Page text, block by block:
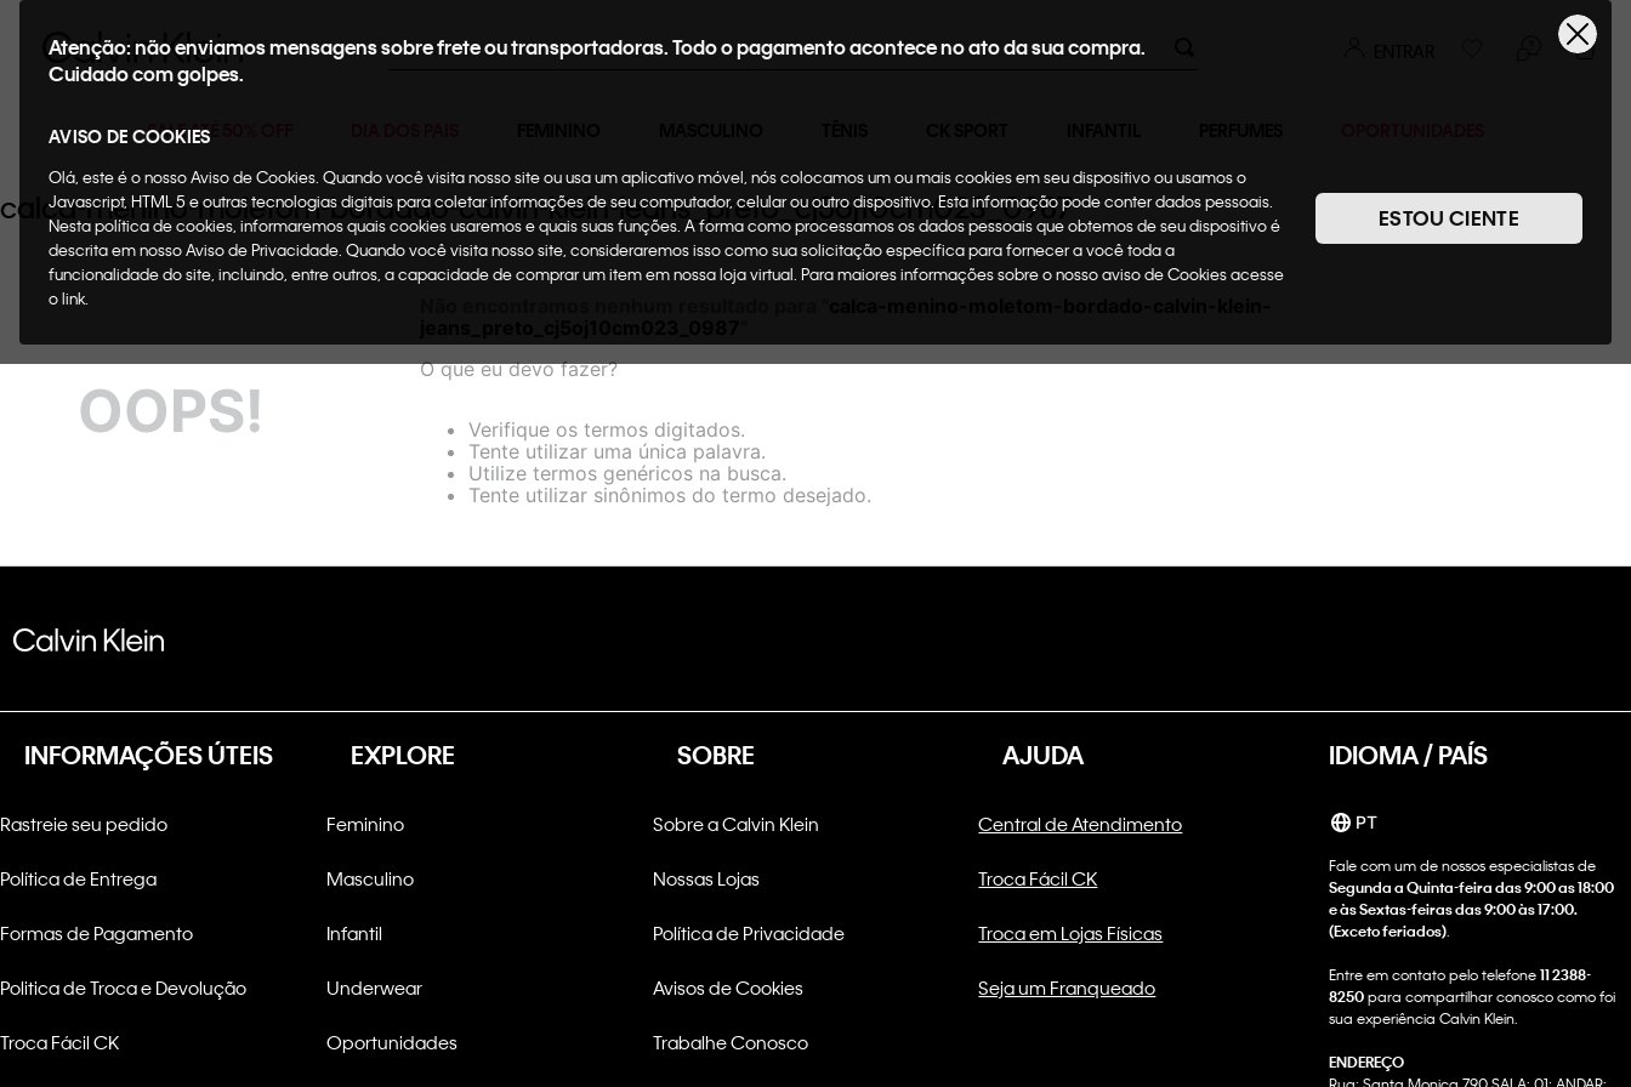
Buscar
SALE ATÉ 50% OFF
Atenção: não enviamos mensagens sobre frete ou transportadoras. Todo o pagamento acontece no ato da sua compra.
Cuidado com golpes.
AVISO DE COOKIES
Olá, este é o nosso Aviso de Cookies. Quando você visita nosso site ou usa um aplicativo móvel, nós colocamos um ou mais cookies em seu dispositivo ou usamos o
Javascript, HTML 5 e outras tecnologias digitais para coletar informações de seu computador, celular ou outro dispositivo. Esta informação pode conter dados pessoais.
Nesta política de cookies, informaremos quais cookies usaremos e quais suas funções. A forma como processamos os dados pessoais que obtemos de seu dispositivo é
descrita em nosso Aviso de Privacidade. Quando você visita nosso site, consideraremos isso como sua solicitação específica para fornecer a você toda a
funcionalidade do site, incluindo, entre outros, a capacidade de comprar um item em nossa loja virtual. Para maiores informações sobre o nosso aviso de Cookies acesse
o link.
ESTOU CIENTE
calca-menino-moletom-bordado-calvin-klein-jeans_preto_cj5oj10cm023_0987
OOPS!
O que eu devo fazer?
Verifique os termos digitados.
Tente utilizar uma única palavra.
Utilize termos genéricos na busca.
Tente utilizar sinônimos do termo desejado.
INFORMAÇÕES ÚTEIS
Rastreie seu pedido
Política de Entrega
Formas de Pagamento
Politica de Troca e Devolução
Troca Fácil CK
EXPLORE
Feminino
Masculino
Infantil
Underwear
Oportunidades
SOBRE
Sobre a Calvin Klein
Nossas Lojas
Política de Privacidade
Avisos de Cookies
Trabalhe Conosco
AJUDA
Central de Atendimento
Troca Fácil CK
Troca em Lojas Físicas
Seja um Franqueado
IDIOMA / PAÍS
PT
Fale com um de nossos especialistas de
Segunda a Quinta-feira das 9:00 as 18:00
e às Sextas-feiras das 9:00 às 17:00.
(Exceto feriados)
Entre em contato pelo telefone11 2388-
8250para compartilhar conosco como foi
sua experiência Calvin Klein.
ENDEREÇO